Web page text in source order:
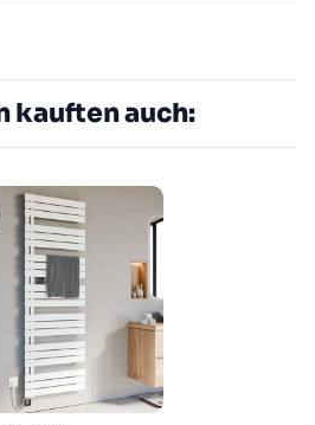
kauften auch: